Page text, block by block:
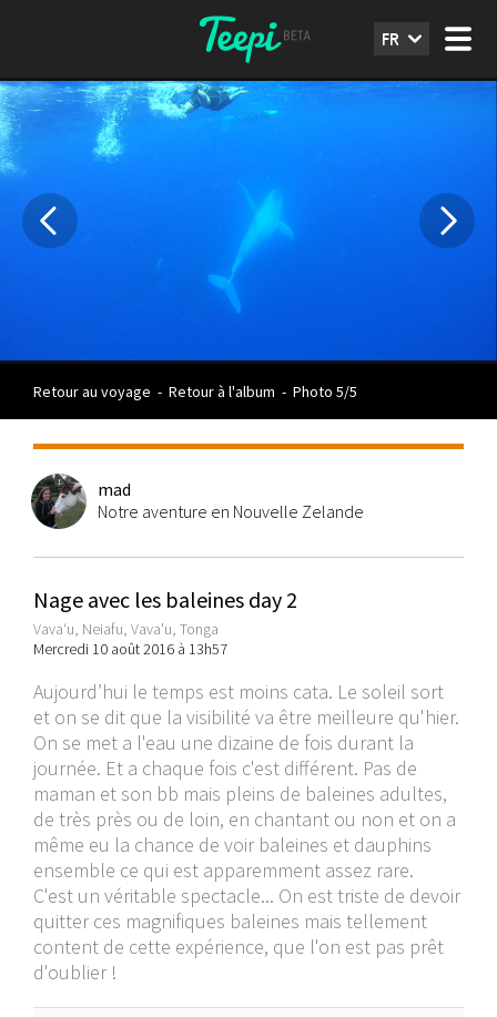
FR
Retour au voyage - Retour à l'album - Photo 5/5
mad
Notre aventure en Nouvelle Zelande
Nage avec les baleines day 2
Vavaʻu, Neiafu, Vava'u, Tonga
Mercredi 10 août 2016 à 13h57
Aujourd’hui le temps est moins cata. Le soleil sort
et on se dit que la visibilité va être meilleure qu'hier.
On se met a l'eau une dizaine de fois durant la
journée. Et a chaque fois c'est différent. Pas de
maman et son bb mais pleins de baleines adultes,
de très près ou de loin, en chantant ou non et on a
même eu la chance de voir baleines et dauphins
ensemble ce qui est apparemment assez rare.
C'est un véritable spectacle... On est triste de devoir
quitter ces magnifiques baleines mais tellement
content de cette expérience, que l'on est pas prêt
d'oublier !